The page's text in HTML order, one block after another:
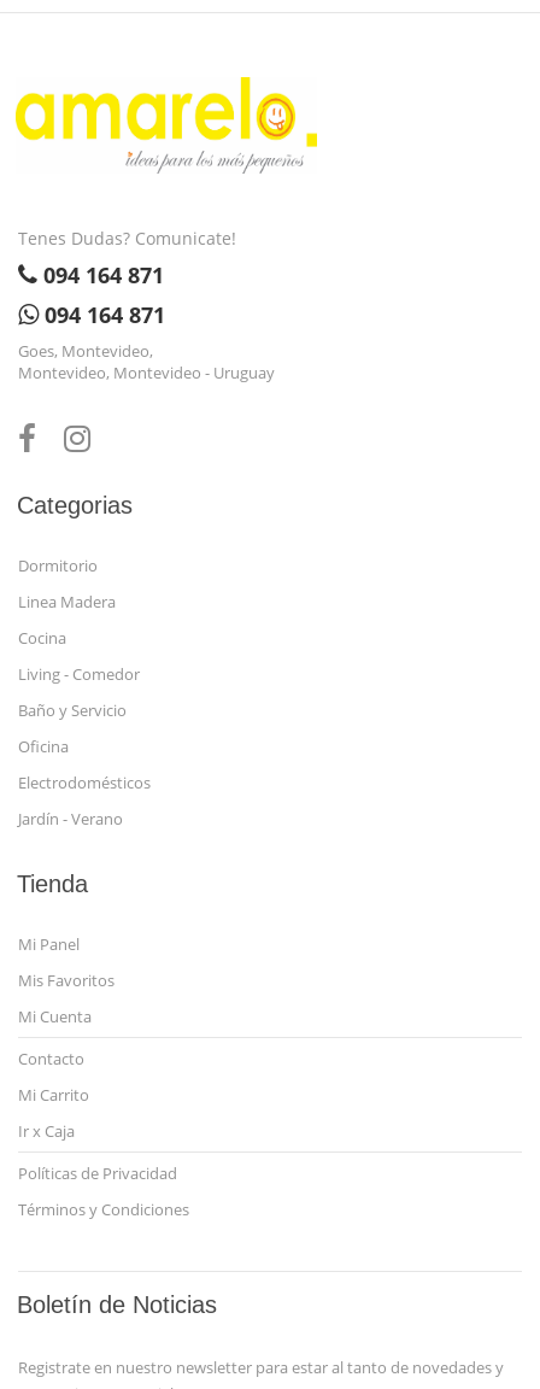
Tenes Dudas? Comunicate!
094 164 871
094 164 871
Goes, Montevideo,
Montevideo, Montevideo - Uruguay
Categorias
Dormitorio
Linea Madera
Cocina
Living - Comedor
Baño y Servicio
Oficina
Electrodomésticos
Jardín - Verano
Tienda
Mi Panel
Mis Favoritos
Mi Cuenta
Contacto
Mi Carrito
Ir x Caja
Políticas de Privacidad
Términos y Condiciones
Boletín de Noticias
Registrate en nuestro newsletter para estar al tanto de novedades y